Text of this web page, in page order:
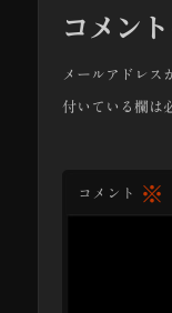
コメン
メールアドレス
付いている欄は
コメント ※